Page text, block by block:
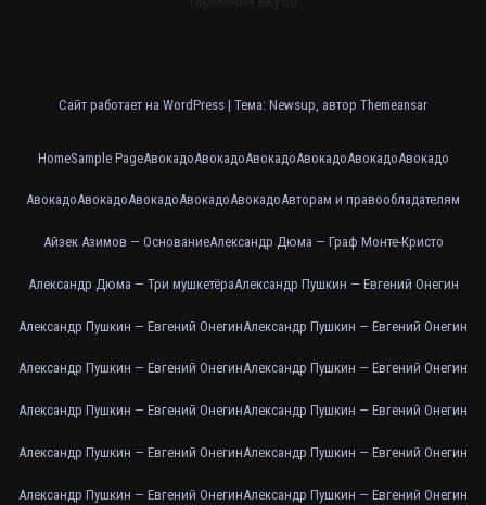
Сайт работает на WordPress | Тема: Newsup, автор Themeansar
HomeSample PageАвокадоАвокадоАвокадоАвокадоАвокадоАвокадо
АвокадоАвокадоАвокадоАвокадоАвокадоАвторам и правообладателям
Айзек Азимов — ОснованиеАлександр Дюма — Граф Монте-Кристо
Александр Дюма — Три мушкетёраАлександр Пушкин — Евгений Онегин
Александр Пушкин — Евгений ОнегинАлександр Пушкин — Евгений Онегин
Александр Пушкин — Евгений ОнегинАлександр Пушкин — Евгений Онегин
Александр Пушкин — Евгений ОнегинАлександр Пушкин — Евгений Онегин
Александр Пушкин — Евгений ОнегинАлександр Пушкин — Евгений Онегин
Александр Пушкин — Евгений ОнегинАлександр Пушкин — Евгений Онегин